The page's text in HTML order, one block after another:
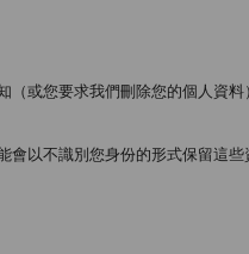
或您要求我們刪除您的個人資
以不識別您身份的形式保留這